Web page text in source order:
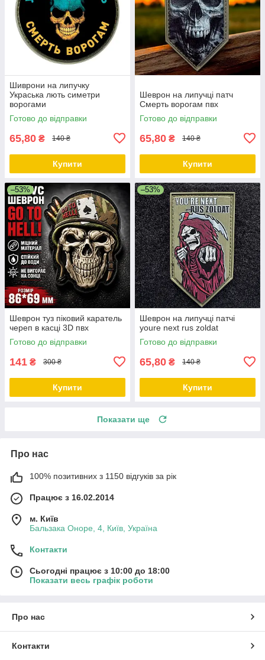
Шиврони на липучку
Украська лють симетри
ворогами
Готово до відправки
65,80 ₴ 140 ₴
Купити
Шеврон на липучці патч
Смерть ворогам пвх
Готово до відправки
65,80 ₴ 140 ₴
Купити
–53%
Шеврон туз піковий каратель
череп в касці 3D пвх
Готово до відправки
141 ₴ 300 ₴
Купити
–53%
Шеврон на липучці патчі
youre next rus zoldat
Готово до відправки
65,80 ₴ 140 ₴
Купити
Показати ще
Про нас
100% позитивних з 1150 відгуків за рік
Працює з 16.02.2014
м. Київ
Бальзака Оноре, 4, Київ, Україна
Контакти
Сьогодні працює з 10:00 до 18:00
Показати весь графік роботи
Про нас
Контакти